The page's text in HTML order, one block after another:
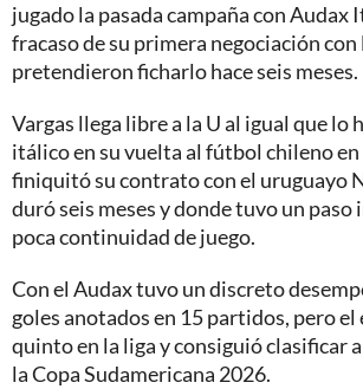
jugado la pasada campaña con Audax
fracaso de su primera negociación con
pretendieron ficharlo hace seis meses.
Vargas llega libre a la U al igual que lo
itálico en su vuelta al fútbol chileno
finiquitó su contrato con el uruguayo
duró seis meses y donde tuvo un paso
poca continuidad de juego.
Con el Audax tuvo un discreto
goles anotados en 15 partidos, pero
quinto en la liga y consiguió clasificar
la Copa Sudamericana 2026.